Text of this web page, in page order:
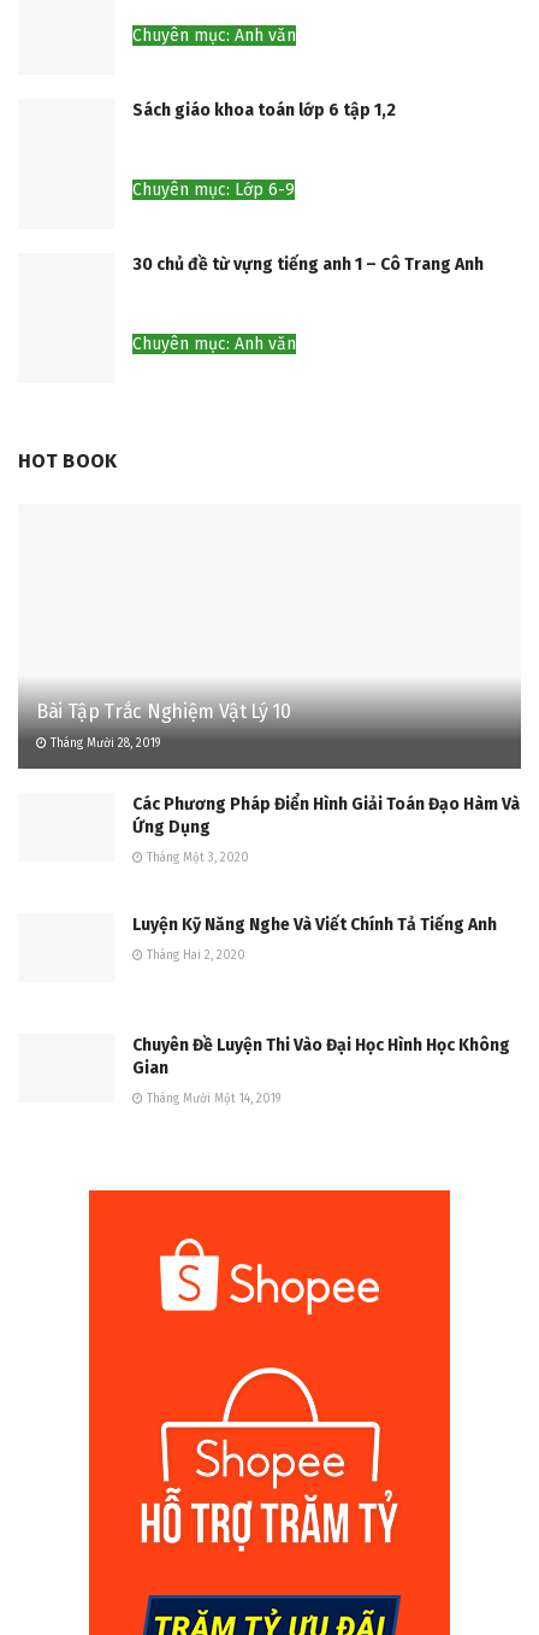
Chuyên mục: Anh văn
Sách giáo khoa toán lớp 6 tập 1,2
Chuyên mục: Lớp 6-9
30 chủ đề từ vựng tiếng anh 1 – Cô Trang Anh
Chuyên mục: Anh văn
HOT BOOK
Bài Tập Trắc Nghiệm Vật Lý 10
Tháng Mười 28, 2019
Các Phương Pháp Điển Hình Giải Toán Đạo Hàm Và
Ứng Dụng
Tháng Một 3, 2020
Luyện Kỹ Năng Nghe Và Viết Chính Tả Tiếng Anh
Tháng Hai 2, 2020
Chuyên Đề Luyện Thi Vào Đại Học Hình Học Không
Gian
Tháng Mười Một 14, 2019